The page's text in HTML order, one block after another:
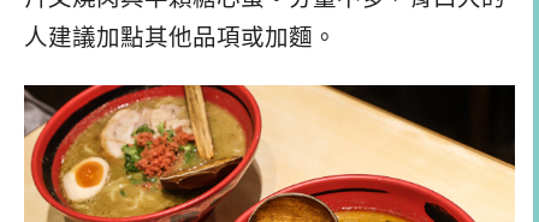
人建議加點其他品項或加麵。